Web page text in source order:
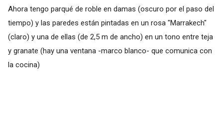
Ahora tengo parqué de roble en damas (oscuro por el paso del
tiempo) y las paredes están pintadas en un rosa "Marrakech"
(claro) y una de ellas (de 2,5 m de ancho) en un tono entre teja
y granate (hay una ventana -marco blanco- que comunica con
la cocina)